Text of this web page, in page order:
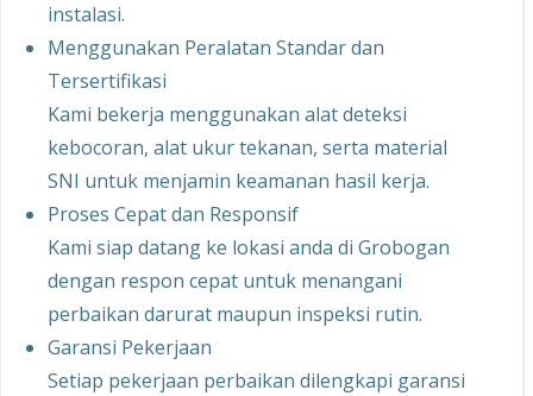
instalasi.
Menggunakan Peralatan Standar dan
Tersertifikasi
Kami bekerja menggunakan alat deteksi
kebocoran, alat ukur tekanan, serta material
SNI untuk menjamin keamanan hasil kerja.
Proses Cepat dan Responsif
Kami siap datang ke lokasi anda di Grobogan
dengan respon cepat untuk menangani
perbaikan darurat maupun inspeksi rutin.
Garansi Pekerjaan
Setiap pekerjaan perbaikan dilengkapi garansi